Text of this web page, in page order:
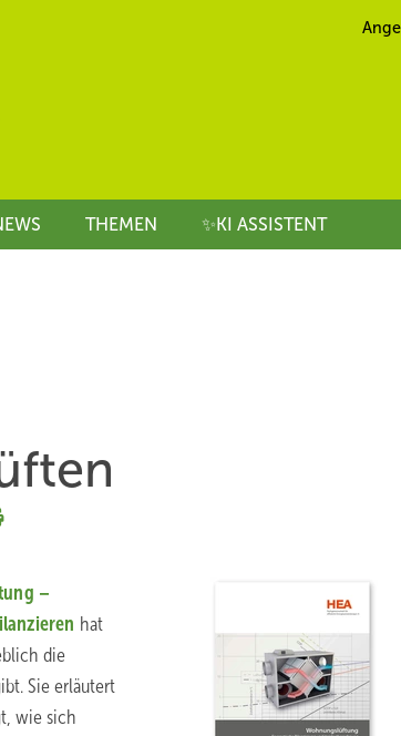
THEMEN ✨KI ASSISTENT
–
hat
die
Sie erläutert
wie sich